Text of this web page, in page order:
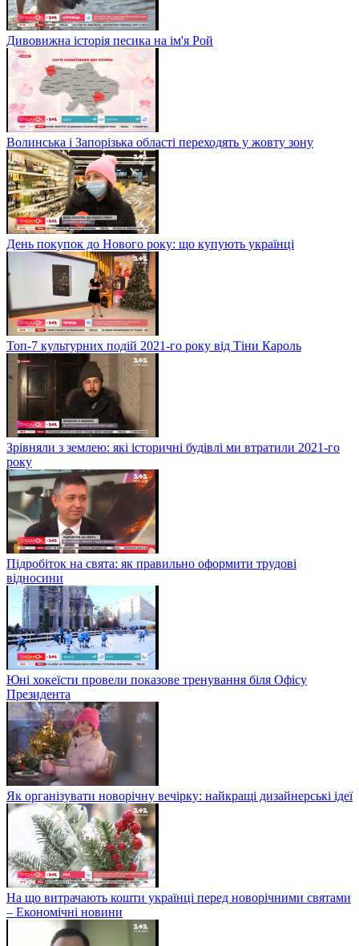
Дивовижна історія песика на ім'я Рой
Волинська і Запорізька області переходять у жовту зону
День покупок до Нового року: що купують українці
Топ-7 культурних подій 2021-го року від Тіни Кароль
Зрівняли з землею: які історичні будівлі ми втратили 2021-го
року
Підробіток на свята: як правильно оформити трудові
відносини
Юні хокеїсти провели показове тренування біля Офісу
Президента
Як організувати новорічну вечірку: найкращі дизайнерські ідеї
На що витрачають кошти українці перед новорічними святами
– Економічні новини